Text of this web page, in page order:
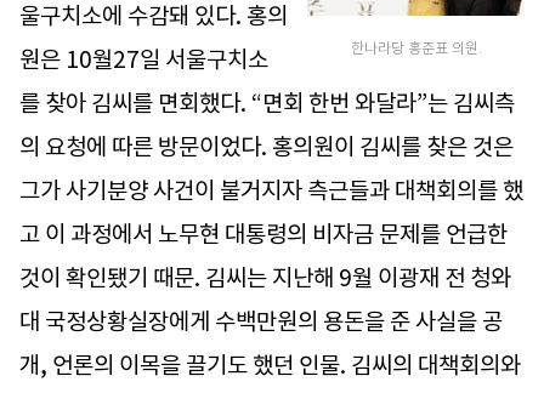
한나라당 홍준표 의원.
울구치소에 수감돼 있다. 홍의
원은 10월27일 서울구치소
를 찾아 김씨를 면회했다. “면회 한번 와달라”는 김씨측
의 요청에 따른 방문이었다. 홍의원이 김씨를 찾은 것은
그가 사기분양 사건이 불거지자 측근들과 대책회의를 했
고 이 과정에서 노무현 대통령의 비자금 문제를 언급한
것이 확인됐기 때문. 김씨는 지난해 9월 이광재 전 청와
대 국정상황실장에게 수백만원의 용돈을 준 사실을 공
개, 언론의 이목을 끌기도 했던 인물. 김씨의 대책회의와